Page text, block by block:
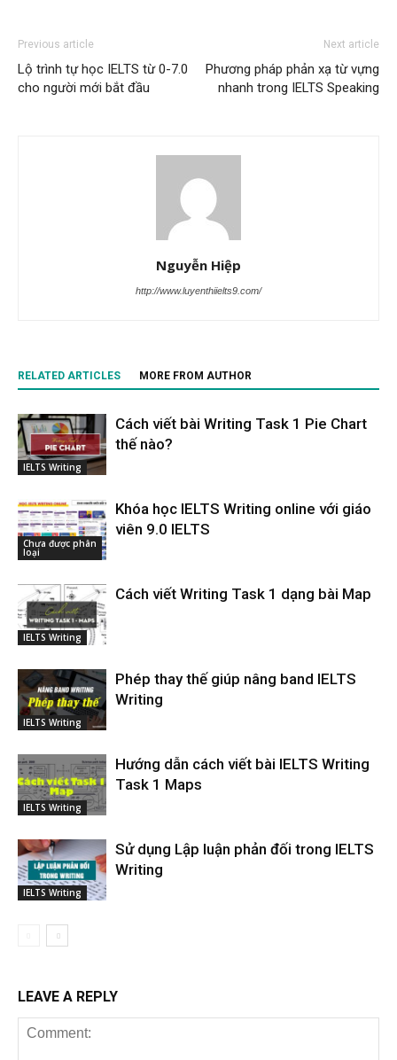
Previous article
Lộ trình tự học IELTS từ 0-7.0
cho người mới bắt đầu
Next article
Phương pháp phản xạ từ vựng
nhanh trong IELTS Speaking
Nguyễn Hiệp
http://www.luyenthiielts9.com/
RELATED ARTICLES MORE FROM AUTHOR
IELTS Writing
Cách viết bài Writing Task 1 Pie Chart
thế nào?
Chưa được phân
loại
Khóa học IELTS Writing online với giáo
viên 9.0 IELTS
IELTS Writing
Cách viết Writing Task 1 dạng bài Map
IELTS Writing
Phép thay thế giúp nâng band IELTS
Writing
IELTS Writing
Hướng dẫn cách viết bài IELTS Writing
Task 1 Maps
IELTS Writing
Sử dụng Lập luận phản đối trong IELTS
Writing
LEAVE A REPLY